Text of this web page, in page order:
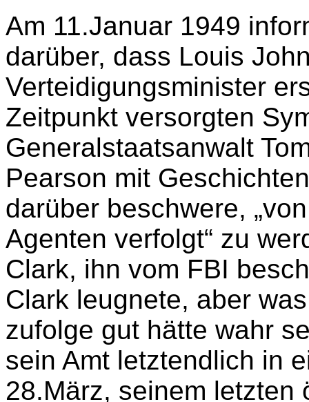
Am 11.Januar 1949
darüber, dass Louis
Verteidigungsminister
Zeitpunkt versorgten
Generalstaatsanwalt
Pearson mit
darüber beschwere,
Agenten verfolgt“ zu
Clark, ihn vom FBI
Clark leugnete, aber
zufolge gut hätte wahr
sein Amt letztendlich in
28.März, seinem letzten